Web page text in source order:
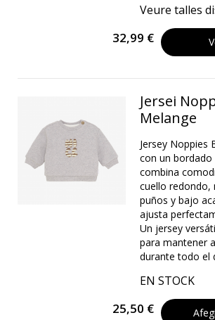
Veure talles
32,99 €
Jersei
Melange
Jersey Noppies
con un
combina
cuello redondo,
puños y bajo
ajusta
Un jersey
para mantener
durante todo el
EN STOCK
25,50 €